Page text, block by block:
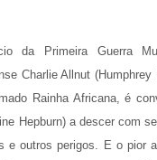
da Primeira Guerra
Charlie Allnut
Rainha Africana, é
Hepburn) a descer com
e outros perigos. E o pior